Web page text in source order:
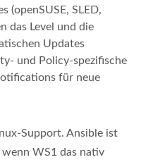
(openSUSE, SLED,
das Level und die
Updates
und Policy-spezifische
für neue
Support. Ansible ist
WS1 das nativ